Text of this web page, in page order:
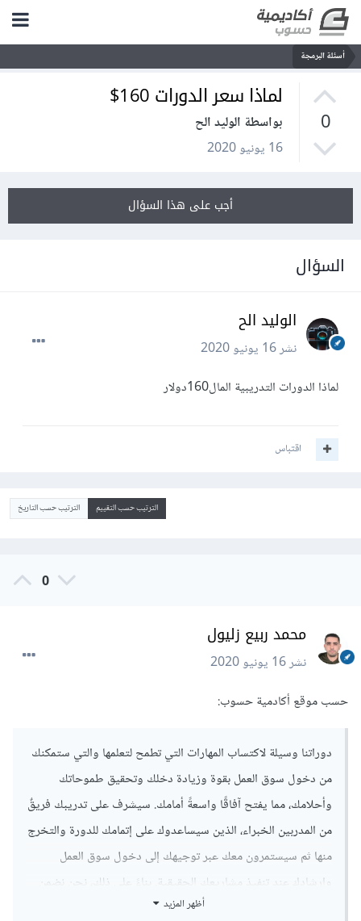
أسئلة البرمجة
0
لماذا سعر الدورات 160$
بواسطة الوليد الح
16 يونيو 2020
أجب على هذا السؤال
السؤال
الوليد الح
نشر16 يونيو 2020
لماذا الدورات التدريبية المال160دولار
اقتباس
الترتيب حسب التقييم الترتيب حسب التاريخ
0
محمد ربيع زليول
نشر16 يونيو 2020
حسب موقع أكادمية حسوب:
دوراتنا وسيلة لاكتساب المهارات التي تطمح لتعلمها والتي ستمكنك
من دخول سوق العمل بقوة وزيادة دخلك وتحقيق طموحاتك
وأحلامك، مما يفتح آفاقًا واسعةً أمامك. سيشرف على تدريبك فريقٌ
من المدربين الخبراء، الذين سيساعدوك على إتمامك للدورة والتخرج
منها ثم سيستمرون معك عبر توجيهك إلى دخول سوق العمل
وإرشادك عند تنفيذ مشاريعك الحقيقية. بناءً على ذلك، نحن نضمن
لك استعادة مبلغ الدورة كاملًا بعد ستة أشهر من اجتيازك لامتحان
أظهر المزيد